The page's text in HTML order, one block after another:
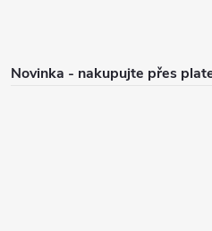
Novinka - nakupujte přes